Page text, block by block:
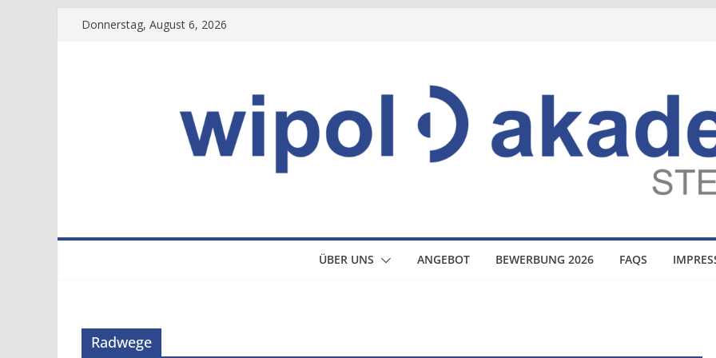
ZumDonnerstag, August 6, 2026
ÜBER UNS ANGEBOT BEWERBUNG 2026 FAQS
Radwege